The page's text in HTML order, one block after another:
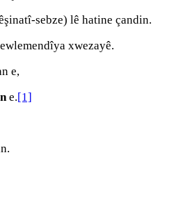
sebze) lê hatine çandin.
xwezayê.
e,
e.[1]